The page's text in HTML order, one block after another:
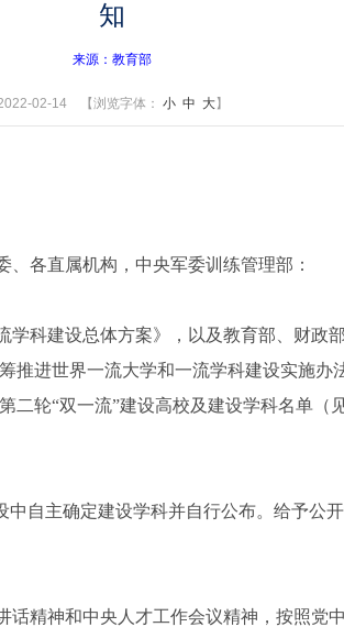
知
来源：教育部
02-14 【浏览字体： 小 中 大】
各直属机构，中央军委训练管理部：
科建设总体方案》，以及教育部、财政
推进世界一流大学和一流学科建设实施办
二轮“双一流”建设高校及建设学科名单（
自主确定建设学科并自行公布。给予公
精神和中央人才工作会议精神，按照党